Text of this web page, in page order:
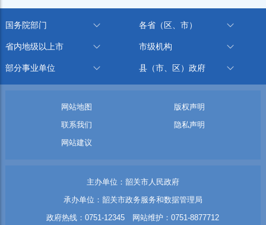
国务院部门 各省（区、市）
省内地级以上市 市级机构
部分事业单位 县（市、区）政府
网站地图
版权声明
联系我们
隐私声明
网站建议
主办单位：韶关市人民政府
承办单位：韶关市政务服务和数据管理局
政府热线：0751-12345 网站维护：0751-8877712